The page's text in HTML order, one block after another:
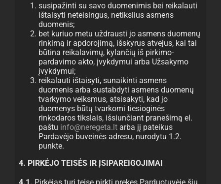
susipažinti su savo duomenimis bei reikalauti
ištaisyti neteisingus, netikslius asmens
duomenis;
bet kuriuo metu uždrausti jo asmens duomenų
rinkimą ir apdorojimą, išskyrus atvejus, kai tai
būtina reikalavimų, kylančių iš pirkimo-
pardavimo akto, įvykdymui arba Užsakymo
įvykdymui;
reikalauti ištaisyti, sunaikinti asmens
duomenis arba sustabdyti asmens duomenų
tvarkymo veiksmus, atsisakyti, kad jo
duomenys būtų tvarkomi tiesioginės
rinkodaros tikslais, išsiunčiant pranešimą el.
paštu info@neregeta.ltarba jį pateikus
Pardavėjo buveinės adresu, nurodytu 1.2.
punkte.
4. PIRKĖJO TEISĖS IR ĮSIPAREIGOJIMAI